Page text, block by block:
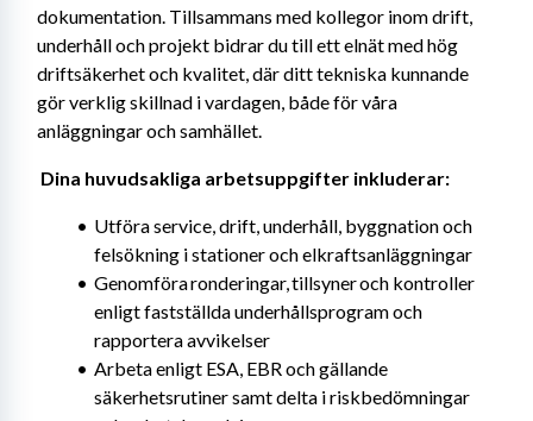
dokumentation. Tillsammans med kollegor inom drift,
underhåll och projekt bidrar du till ett elnät med hög
driftsäkerhet och kvalitet, där ditt tekniska kunnande
gör verklig skillnad i vardagen, både för våra
anläggningar och samhället.
Dina huvudsakliga arbetsuppgifter inkluderar:
Utföra service, drift, underhåll, byggnation och
felsökning i stationer och elkraftsanläggningar
Genomföra ronderingar, tillsyner och kontroller
enligt fastställda underhållsprogram och
rapportera avvikelser
Arbeta enligt ESA, EBR och gällande
säkerhetsrutiner samt delta i riskbedömningar